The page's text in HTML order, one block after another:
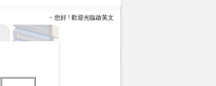
~ 您好 ! 歡迎光臨啟英文化公司 ~ ~ ~ 啟英出版 、 專業